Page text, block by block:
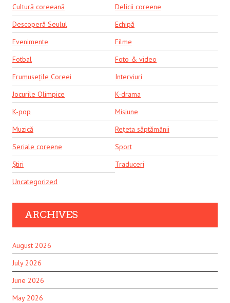
Cultură coreeană
Delicii coreene
Descoperă Seulul
Echipă
Evenimente
Filme
Fotbal
Foto & video
Frumusețile Coreei
Interviuri
Jocurile Olimpice
K-drama
K-pop
Misiune
Muzică
Rețeta săptămânii
Seriale coreene
Sport
Știri
Traduceri
Uncategorized
ARCHIVES
August 2026
July 2026
June 2026
May 2026